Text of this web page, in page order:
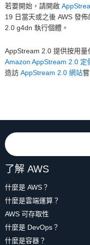
若要開始，請開啟
19 日當天或之後 AWS 發
2.0 g4dn 執行個體。
AppStream 2.0 提供按用量
Amazon AppStream 2.0 定
造訪 AppStream 2.0 網站
了解 AWS
什麼是 AWS？
什麼是雲端運算？
AWS 可存取性
什麼是 DevOps？
什麼是容器？